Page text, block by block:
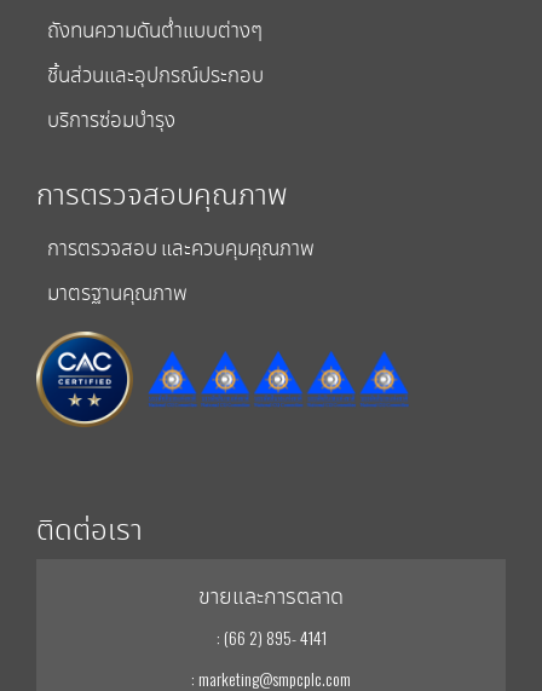
ถังทนความดันต่ำแบบต่างๆ
ชิ้นส่วนและอุปกรณ์ประกอบ
บริการซ่อมบำรุง
การตรวจสอบคุณภาพ
การตรวจสอบ และควบคุมคุณภาพ
มาตรฐานคุณภาพ
ติดต่อเรา
ขายและการตลาด
: (66 2) 895- 4141
: marketing@smpcplc.com